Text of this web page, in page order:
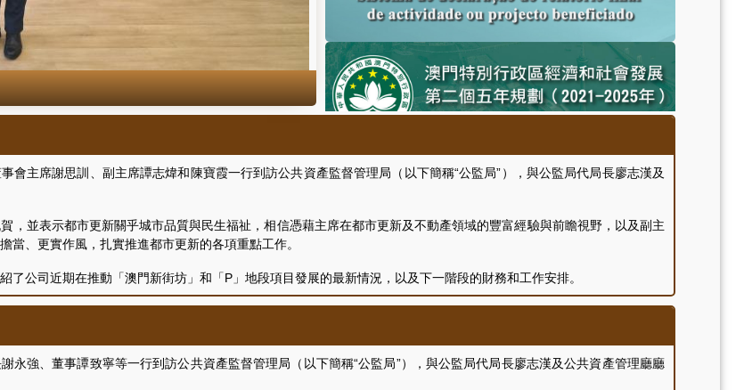
主席謝思訓、副主席譚志煒和陳寶霞一行到訪公共資產監督管理局（以下簡稱“公監局”），與公監局代局長廖志漢及
並表示都市更新關乎城市品質與民生福祉，相信憑藉主席在都市更新及不動產領域的豐富經驗與前瞻視野，以及副主
當、更實作風，扎實推進都市更新的各項重點工作。
司近期在推動「澳門新街坊」和「P」地段項目發展的最新情況，以及下一階段的財務和工作安排。
強、董事譚致寧等一行到訪公共資產監督管理局（以下簡稱“公監局”），與公監局代局長廖志漢及公共資產管理廳廳